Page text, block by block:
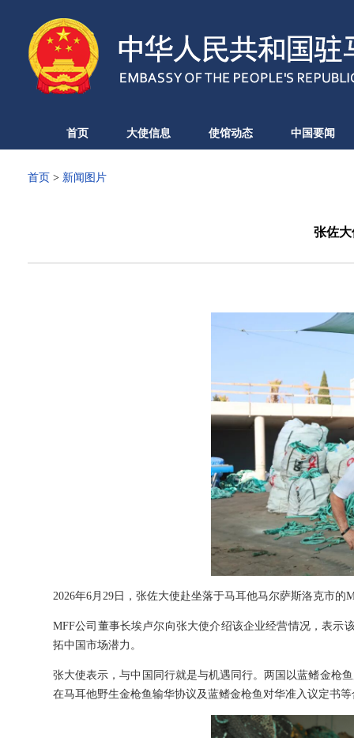
首页 大使信息 使馆动态 中国要闻
首页 > 新闻图片
张佐
2026年6月29日，张佐大使赴坐落于马耳他马尔萨斯洛克市的
MFF公司董事长埃卢尔向张大使介绍该企业经营情况，表示
拓中国市场潜力。
张大使表示，与中国同行就是与机遇同行。两国以蓝鳍金枪
在马耳他野生金枪鱼输华协议及蓝鳍金枪鱼对华准入议定书